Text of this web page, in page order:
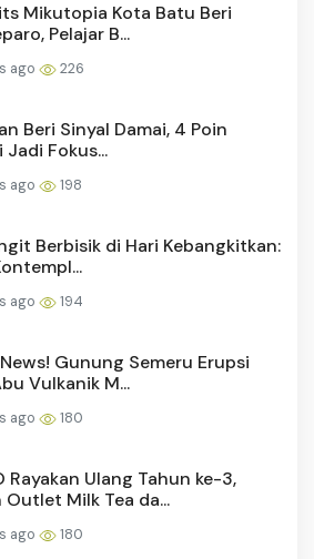
Mikutopia Kota Batu Beri
Pelajar B...
ago 226
Beri Sinyal Damai, 4 Poin
Jadi Fokus...
ago 198
Berbisik di Hari Kebangkitkan:
ago 194
Gunung Semeru Erupsi
Vulkanik M...
ago 180
Rayakan Ulang Tahun ke-3,
Outlet Milk Tea da...
ago 180